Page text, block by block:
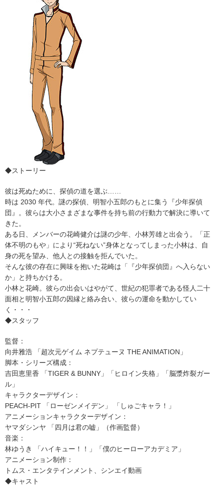
◆ストーリー
彼は死ぬために、探偵の道を選ぶ……
時は 2030 年代。謎の探偵、明智小五郎のもとに集う『少年探偵
団』。彼らは大小さまざまな事件を持ち前の行動力で解決に導いて
きた。
ある日、メンバーの花崎健介は謎の少年、小林芳雄と出会う。「正
体不明のもや」により“死ねない”身体となってしまった小林は、自
身の死を望み、他人との接触を拒んでいた。
そんな彼の存在に興味を抱いた花崎は「『少年探偵団』へ入らない
か」と持ちかける。
小林と花崎。彼らの出会いはやがて、世紀の犯罪者である怪人二十
面相と明智小五郎の因縁と絡み合い、彼らの運命を動かしてい
く・・・
◆スタッフ
監督：
向井雅浩 「超次元ゲイム ネプテューヌ THE ANIMATION」
脚本・シリーズ構成：
吉田恵里香 「TIGER & BUNNY」「ヒロイン失格」「脳漿炸裂ガー
ル」
キャラクターデザイン：
PEACH-PIT 「ローゼンメイデン」 「しゅごキャラ！」
アニメーションキャラクターデザイン：
ヤマダシンヤ 「四月は君の嘘」（作画監督）
音楽：
林ゆうき 「ハイキュー！！」「僕のヒーローアカデミア」
アニメーション制作：
トムス・エンタテインメント、シンエイ動画
◆キャスト